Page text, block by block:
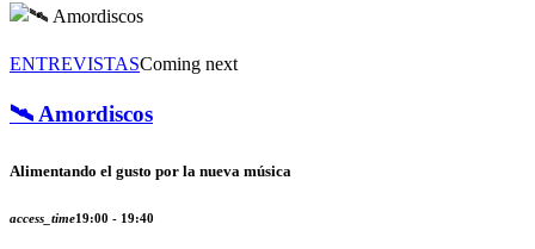
ENTREVISTASComing next
🛰️ Amordiscos
Alimentando el gusto por la nueva música
access_time19:00 - 19:40